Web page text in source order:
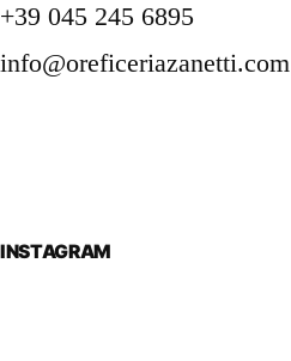
+39 045 245 6895
info@oreficeriazanetti.com
INSTAGRAM